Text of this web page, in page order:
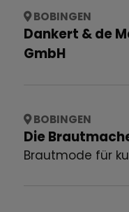
BOBINGEN
Dankert & de
GmbH
BOBINGEN
Die
Brautmode für